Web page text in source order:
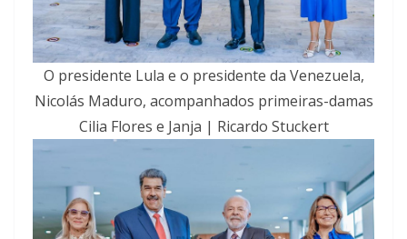
O presidente Lula e o presidente da Venezuela,
Nicolás Maduro, acompanhados primeiras-damas
Cilia Flores e Janja | Ricardo Stuckert